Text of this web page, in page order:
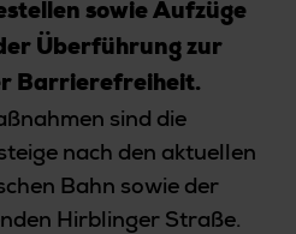
sowie Aufzüge
Überführung zur
Barrierefreiheit.
sind die
nach den aktuellen
Bahn sowie der
Hirblinger Straße.